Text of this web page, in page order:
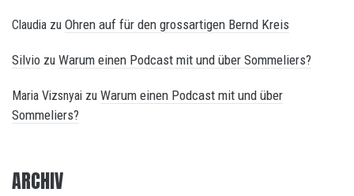
Claudia zu Ohren auf für den grossartigen Bernd Kreis
Silvio zu Warum einen Podcast mit und über Sommeliers?
Maria Vizsnyai zu Warum einen Podcast mit und über
Sommeliers?
ARCHIV